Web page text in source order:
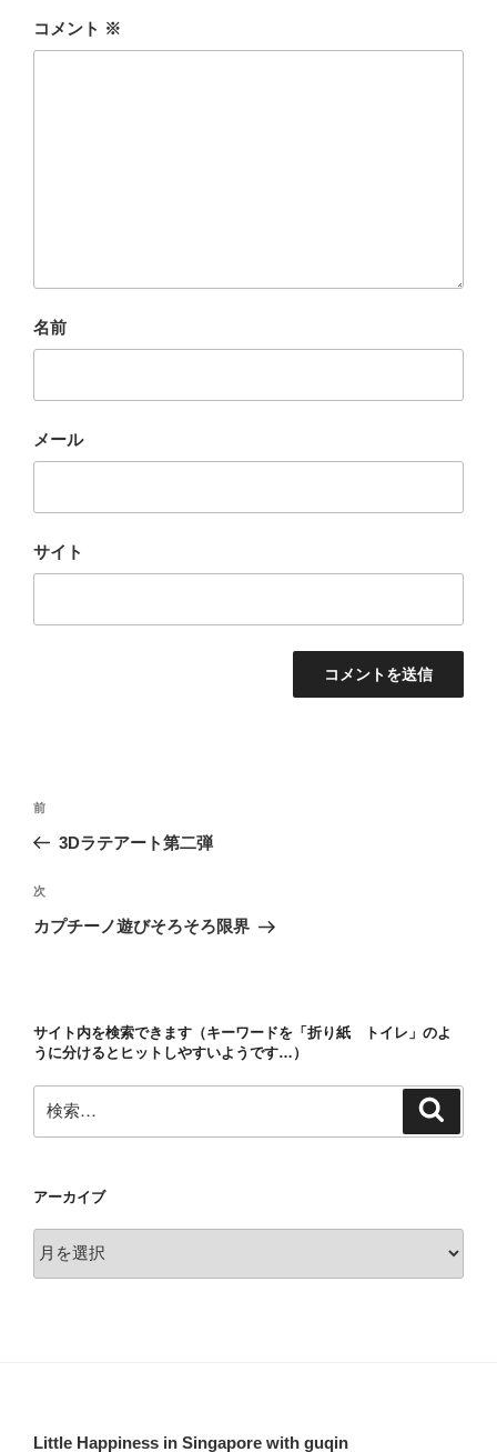
コメント ※
名前
メール
サイト
投
ビ
ゲ
ン
前
の
稿
前
3Dラテアート第二弾
次
の
次
カプチーノ遊びそろそろ限界
サイト内を検索できます（キーワードを「折り紙 トイレ」のよ
うに分けるとヒットしやすいようです…）
索:
アーカイブ
ー
Little Happiness in Singapore with guqin